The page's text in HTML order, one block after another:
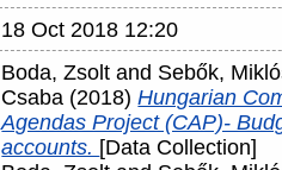
18 Oct 2018 12:20
Boda, Zsolt and Sebők,
Csaba (2018)Hungarian
Agendas Project (CAP)-
accounts. [Data Collection]